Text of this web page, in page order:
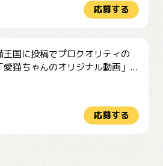
応募する
王国に投稿でプロクオリティの
「愛猫ちゃんのオリジナル動画」...
応募する